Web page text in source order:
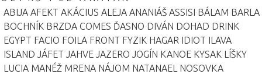
ABIJA AFEKT AKÁCIUS ALEJA ANANIÁŠ ASSISI BÁLAM BARLA
BOCHNÍK BRZDA COMES ĎASNO DIVÁN DOHAD DRINK
EGYPT FACIO FOILA FRONT FYZIK HAGAR IDIOT ILAVA
ISLAND JÁFET JAHVE JAZERO JOGÍN KANOE KYSAK LÍŠKY
LUCIA MANÉŽ MRENA NÁJOM NATANAEL NOSOVKA